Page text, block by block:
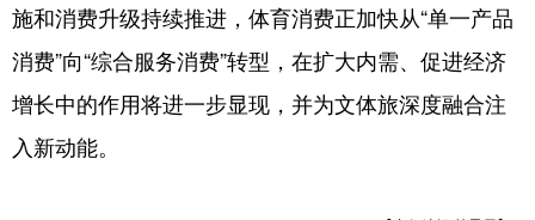
施和消费升级持续推进，体育消费正加快从“单一产品
消费”向“综合服务消费”转型，在扩大内需、促进经济
增长中的作用将进一步显现，并为文体旅深度融合注
入新动能。